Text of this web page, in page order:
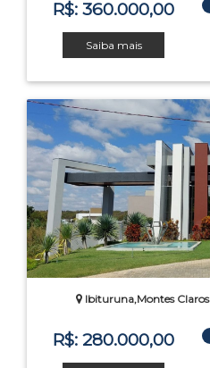
R$: 360.000,00
Saiba mais
Ibituruna,Montes Claros
R$: 280.000,00